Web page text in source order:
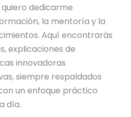
dedicarme
la mentoría y la
Aquí encontrarás
explicaciones de
innovadoras
siempre respaldados
un enfoque práctico
día.